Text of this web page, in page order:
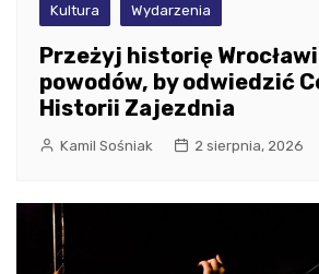
Kultura Wydarzenia
Przeżyj historię
powodów, by odwiedzić
Historii Zajezdnia
Kamil Sośniak 2 sierpnia, 2026